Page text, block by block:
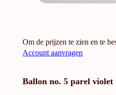
Om de prijzen te zien en te
Account aanvragen
Ballon no. 5 parel violet